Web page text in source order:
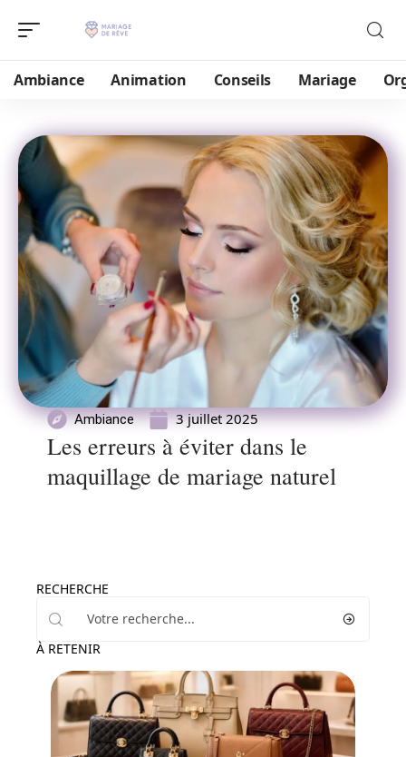
Ambiance Animation Conseils Mariage
Ambiance 3 juillet 2025
Les erreurs à éviter dans le
maquillage de mariage naturel
RECHERCHE
À RETENIR